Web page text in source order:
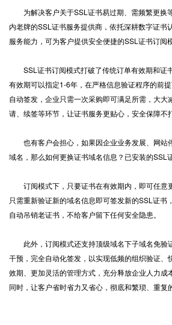
为解决客户关于SSL证书易过期、需频繁更换
内老牌的SSL证书服务提供商，依托深耕数字证书
服务能力，可为客户提供安全便捷的SSL证书订阅
SSL证书订阅模式打破了传统订单有效期和证
有效期可以指定1-6年，在严格信息验证程序的前
自动签发，企业只需一次采购即可满足所需，大大
请、续签等环节，让证书服务更贴心，安全保障不
也有客户会担心，如果因企业业务发展、网站
域名，那么如何更换证书域名信息？已安装的SSL
订阅模式下，只要证书在有效期内，即可任意
只需重新验证新的域名信息即可签发新的SSL证书
自动吊销老证书，不给客户留下任何安全隐患。
此外，订阅模式还支持顶级域名下子域名免验
干预，完全自动化签发，以实现低频的组织验证、
效期、更加灵活的管理方式，充分释放企业人力成
同时，让客户省时省力又省心，彻底和繁琐、重复